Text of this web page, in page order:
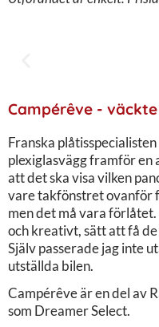
Campérêve -
Franska
plexiglasvägg framför en
att det ska visa vilken
vare takfönstret ovanför
men det må vara
och kreativt, sätt att få
Själv passerade jag inte
utställda bilen.
Campérêve är en del av
som Dreamer Select.